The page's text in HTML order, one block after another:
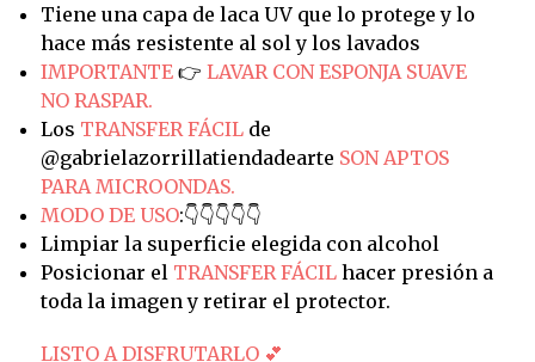
Tiene una capa de laca UV que lo protege y lo
hace más resistente al sol y los lavados
IMPORTANTE 👉 LAVAR CON ESPONJA SUAVE
NO RASPAR.
Los TRANSFER FÁCILde
@gabrielazorrillatiendadearte SON APTOS
PARA MICROONDAS.
MODO DE USO:👇👇👇👇👇
Limpiar la superficie elegida con alcohol
Posicionar el TRANSFER FÁCILhacer presión a
toda la imagen y retirar el protector.
LISTO A DISFRUTARLO 💕